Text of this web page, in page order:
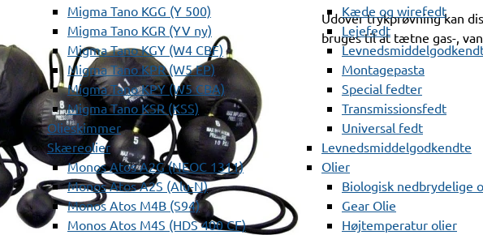
Migma Tano KGG (Y 500)
Migma Tano KGR (YV ny)
Migma Tano KGY (W4 CBF)
Migma Tano KPR (W5 EP)
Migma Tano KPY (W5 CBA)
Migma Tano KSR (KSS)
Olieskimmer
Skæreolier
Monos Atos A2G (NEOC 1311)
Monos Atos A2S (Alu-N)
Monos Atos M4B (S94)
Monos Atos M4S (HDS 400 CF)
Kæde og wirefedt
Lejefedt
Montagepasta
Special fedter
Transmissionsfedt
Universal fedt
Levnedsmiddelgodkendte
Olier
Biologisk nedbrydelige
Gear Olie
Højtemperatur olier
Udover trykprøvning kan
bruges til at tætne gas-,